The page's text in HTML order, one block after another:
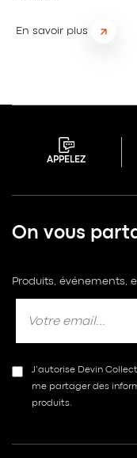
En savoir plus
APPELEZ
On vous
Produits, événements,
J’autorise Devin
me partager des
produits.